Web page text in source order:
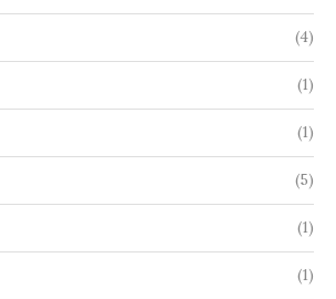
(4)
(1)
(1)
(5)
(1)
(1)